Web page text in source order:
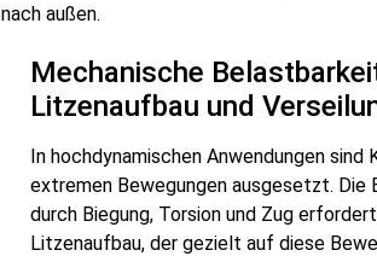
nach außen.
Mechanische
Litzenaufbau und
In hochdynamischen Anwendungen sind
extremen Bewegungen ausgesetzt. Die
durch Biegung, Torsion und Zug
Litzenaufbau, der gezielt auf diese